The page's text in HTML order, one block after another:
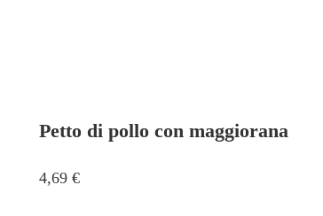
Petto di pollo con maggiorana
4,69 €